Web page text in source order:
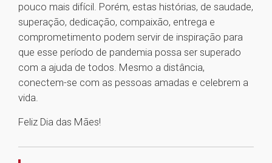
pouco mais difícil. Porém, estas histórias, de saudade,
superação, dedicação, compaixão, entrega e
comprometimento podem servir de inspiração para
que esse período de pandemia possa ser superado
com a ajuda de todos. Mesmo a distância,
conectem-se com as pessoas amadas e celebrem a
vida.
Feliz Dia das Mães!